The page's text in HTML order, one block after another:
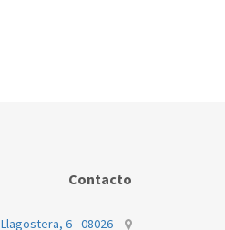
Contacto
Llagostera, 6 - 08026